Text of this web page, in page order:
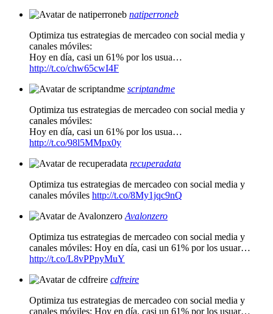
natiperroneb
Optimiza tus estrategias de mercadeo con social media y
canales móviles:
Hoy en día, casi un 61% por los usua…
http://t.co/chw65cwI4F
scriptandme
Optimiza tus estrategias de mercadeo con social media y
canales móviles:
Hoy en día, casi un 61% por los usua…
http://t.co/98l5MMpx0y
recuperadata
Optimiza tus estrategias de mercadeo con social media y
canales móviles http://t.co/8My1jqc9nQ
Avalonzero
Optimiza tus estrategias de mercadeo con social media y
canales móviles: Hoy en día, casi un 61% por los usuar…
http://t.co/L8vPPpyMuY
cdfreire
Optimiza tus estrategias de mercadeo con social media y
canales móviles: Hoy en día, casi un 61% por los usuar…